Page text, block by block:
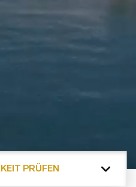
PRÜFEN